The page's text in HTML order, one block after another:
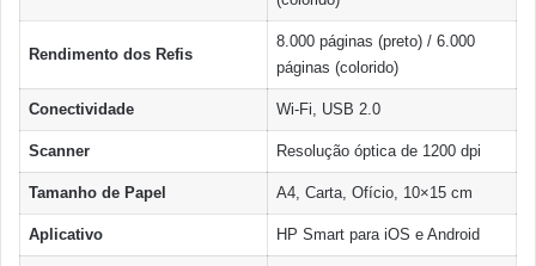
Rendimento dos Refis
8.000 páginas (preto) / 6.000
páginas (colorido)
Conectividade Wi-Fi, USB 2.0
Scanner Resolução óptica de 1200 dpi
Tamanho de Papel A4, Carta, Ofício, 10×15 cm
Aplicativo HP Smart para iOS e Android